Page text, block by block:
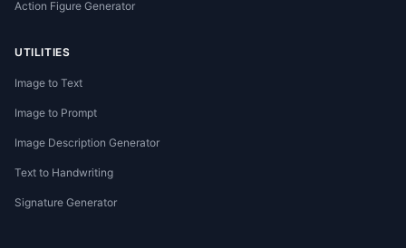
Action Figure Generator
UTILITIES
Image to Text
Image to Prompt
Image Description Generator
Text to Handwriting
Signature Generator